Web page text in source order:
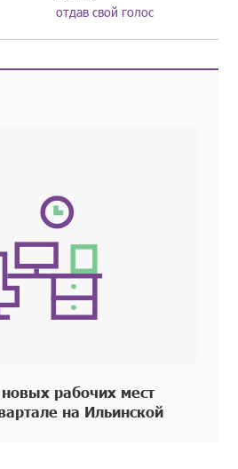
отдав свой голос
рабочих мест
на Ильинской